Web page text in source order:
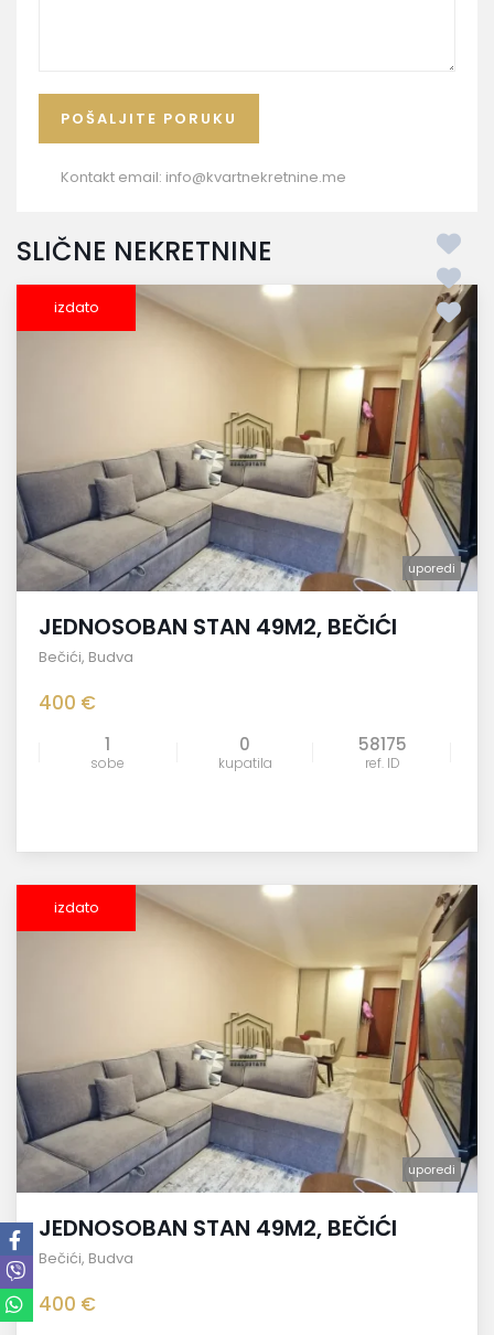
Kontakt email: info@kvartnekretnine.me
SLIČNE NEKRETNINE
izdato
uporedi
JEDNOSOBAN STAN 49M2, BEČIĆI
Bečići, Budva
400 €
1
sobe
0
kupatila
58175
ref. ID
izdato
uporedi
JEDNOSOBAN STAN 49M2, BEČIĆI
Bečići, Budva
400 €